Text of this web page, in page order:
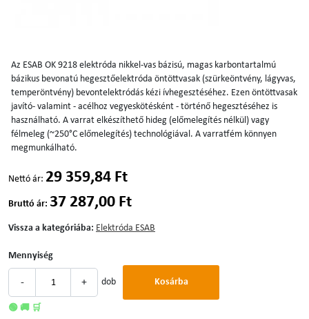
Az ESAB OK 9218 elektróda nikkel-vas bázisú, magas karbontartalmú
bázikus bevonatú hegesztőelektróda öntöttvasak (szürkeöntvény, lágyvas,
temperöntvény) bevontelektródás kézi ívhegesztéséhez. Ezen öntöttvasak
javító- valamint - acélhoz vegyeskötésként - történő hegesztéséhez is
használható. A varrat elkészíthető hideg (előmelegítés nélkül) vagy
félmeleg (~250°C előmelegítés) technológiával. A varratfém könnyen
megmunkálható.
Nettó ár: 29 359,84 Ft
Bruttó ár: 37 287,00 Ft
Vissza a kategóriába: Elektróda ESAB
Mennyiség
- + dob Kosárba
🟢 🚚 🛒